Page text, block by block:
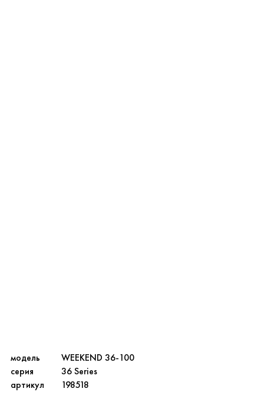
модель
WEEKEND 36-100
серия
36 Series
артикул
198518